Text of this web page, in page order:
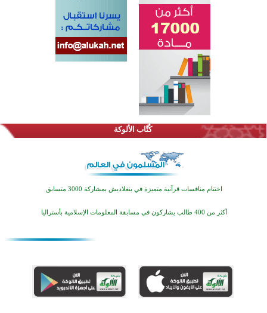
كُتَّاب الألوكة
اختتام منافسات قرآنية متميزة في بنغلاديش بمشاركة 3000 متسابق
أكثر من 400 طالب يشاركون في مسابقة المعلومات الإسلامية بأستراليا
أكبر مشروع إسلامي في ريف أستراليا يفتتح أبوابه بعد سنوات من العمل والعطاء